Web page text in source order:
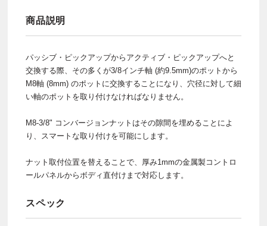
商品説明
パッシブ・ピックアップからアクティブ・ピックアップへと
交換する際、その多くが3/8インチ軸 (約9.5mm)のポットから
M8軸 (8mm) のポットに交換することになり、穴径に対して細
い軸のポットを取り付けなければなりません。
M8-3/8" コンバージョンナットはその隙間を埋めることによ
り、スマートな取り付けを可能にします。
ナット取付位置を替えることで、厚み1mmの金属製コントロ
ールパネルからボディ直付けまで対応します。
スペック